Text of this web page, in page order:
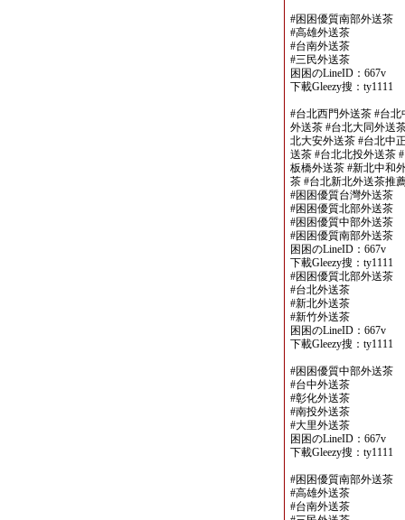
#困困優質南部外送茶
#高雄外送茶
#台南外送茶
#三民外送茶
困困のLineID：667v
下載Gleezy搜：ty1111
#台北西門外送茶 #台
外送茶 #台北大同外送
北大安外送茶 #台北中
送茶 #台北北投外送茶
板橋外送茶 #新北中和
茶 #台北新北外送茶推
#困困優質台灣外送茶
#困困優質北部外送茶
#困困優質中部外送茶
#困困優質南部外送茶
困困のLineID：667v
下載Gleezy搜：ty1111
#困困優質北部外送茶
#台北外送茶
#新北外送茶
#新竹外送茶
困困のLineID：667v
下載Gleezy搜：ty1111
#困困優質中部外送茶
#台中外送茶
#彰化外送茶
#南投外送茶
#大里外送茶
困困のLineID：667v
下載Gleezy搜：ty1111
#困困優質南部外送茶
#高雄外送茶
#台南外送茶